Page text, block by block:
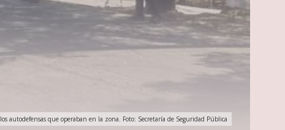
autodefensas que operaban en la zona. Foto: Secretaría de Seguridad Pública